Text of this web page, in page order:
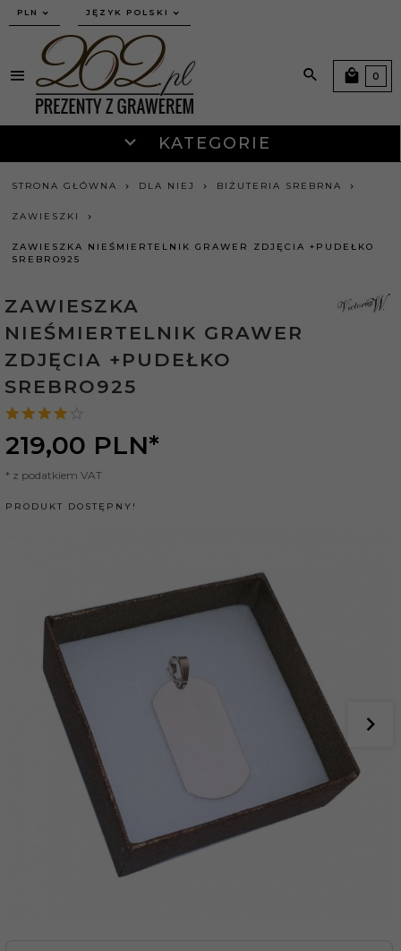
currency_h
PLN JĘZYK POLSKI
KATEGORIE
0
STRONA GŁÓWNA DLA NIEJ BIŻUTERIA SREBRNA
ZAWIESZKI
ZAWIESZKA NIEŚMIERTELNIK GRAWER ZDJĘCIA +PUDEŁKO
SREBRO925
ZAWIESZKA
NIEŚMIERTELNIK GRAWER
ZDJĘCIA +PUDEŁKO
SREBRO925
219,00 PLN*
* z podatkiem VAT
PRODUKT DOSTĘPNY!